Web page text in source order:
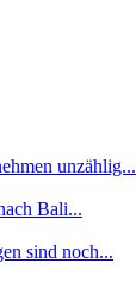
unzählig...
Bali...
sind noch...